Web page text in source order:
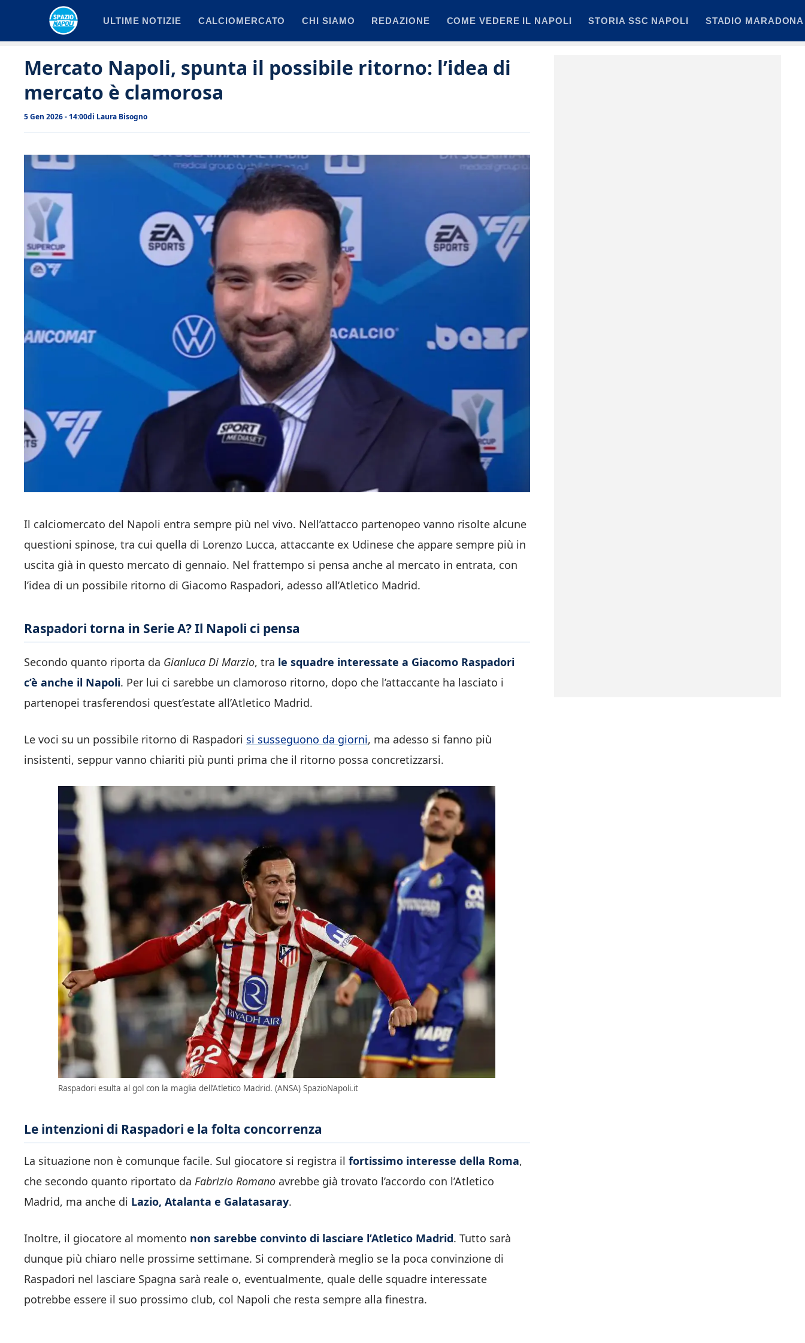
ULTIME NOTIZIE CALCIOMERCATO CHI SIAMO REDAZIONE COME VEDERE IL NAPOLI STORIA SSC NAPOLI STADIO MARADONA
Mercato Napoli, spunta il possibile ritorno: l’idea di
mercato è clamorosa
5 Gen 2026 - 14:00di Laura Bisogno
Il calciomercato del Napoli entra sempre più nel vivo. Nell’attacco partenopeo vanno risolte alcune
questioni spinose, tra cui quella di Lorenzo Lucca, attaccante ex Udinese che appare sempre più in
uscita già in questo mercato di gennaio. Nel frattempo si pensa anche al mercato in entrata, con
l’idea di un possibile ritorno di Giacomo Raspadori, adesso all’Atletico Madrid.
Raspadori torna in Serie A? Il Napoli ci pensa
Secondo quanto riporta da Gianluca Di Marzio, tra le squadre interessate a Giacomo Raspadori
c’è anche il Napoli. Per lui ci sarebbe un clamoroso ritorno, dopo che l’attaccante ha lasciato i
partenopei trasferendosi quest’estate all’Atletico Madrid.
Le voci su un possibile ritorno di Raspadori si susseguono da giorni, ma adesso si fanno più
insistenti, seppur vanno chiariti più punti prima che il ritorno possa concretizzarsi.
Raspadori esulta al gol con la maglia dell’Atletico Madrid. (ANSA) SpazioNapoli.it
Le intenzioni di Raspadori e la folta concorrenza
La situazione non è comunque facile. Sul giocatore si registra il fortissimo interesse della Roma,
che secondo quanto riportato da Fabrizio Romano avrebbe già trovato l’accordo con l’Atletico
Madrid, ma anche di Lazio, Atalanta e Galatasaray.
Inoltre, il giocatore al momento non sarebbe convinto di lasciare l’Atletico Madrid. Tutto sarà
dunque più chiaro nelle prossime settimane. Si comprenderà meglio se la poca convinzione di
Raspadori nel lasciare Spagna sarà reale o, eventualmente, quale delle squadre interessate
potrebbe essere il suo prossimo club, col Napoli che resta sempre alla finestra.